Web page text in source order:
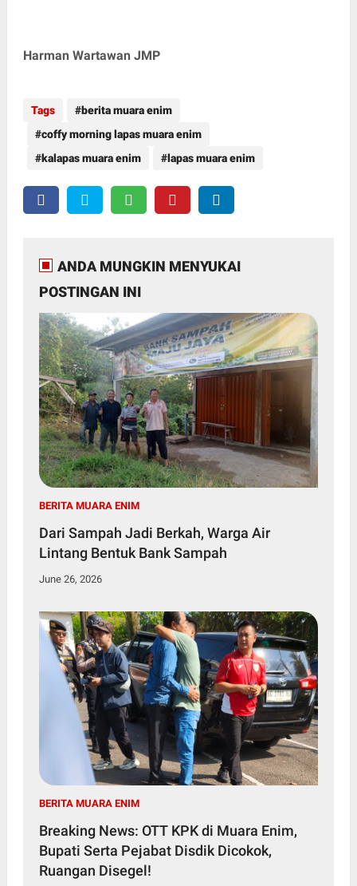
Harman Wartawan JMP
Tags
berita muara enim
coffy morning lapas muara enim
kalapas muara enim
lapas muara enim
ANDA MUNGKIN MENYUKAI
POSTINGAN INI
BERITA MUARA ENIM
Dari Sampah Jadi Berkah, Warga Air
Lintang Bentuk Bank Sampah
June 26, 2026
BERITA MUARA ENIM
Breaking News: OTT KPK di Muara Enim,
Bupati Serta Pejabat Disdik Dicokok,
Ruangan Disegel!